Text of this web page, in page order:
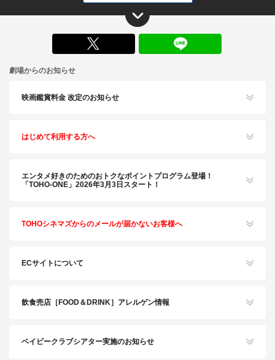
劇場からのお知らせ
映画鑑賞料金 改定のお知らせ
はじめて利用する方へ
エンタメ好きのためのおトクなポイントプログラム登場！
「TOHO-ONE」2026年3月3日スタート！
TOHOシネマズからのメールが届かないお客様へ
ECサイトについて
飲食売店［FOOD＆DRINK］アレルゲン情報
ベイビークラブシアター実施のお知らせ